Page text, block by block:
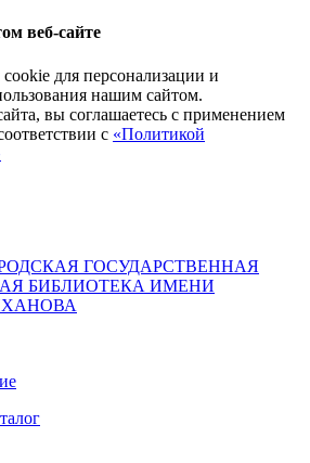
веб-сайте
для персонализации и
нашим сайтом.
вы соглашаетесь с применением
с «Политикой
ГОСУДАРСТВЕННАЯ
БИБЛИОТЕКА ИМЕНИ